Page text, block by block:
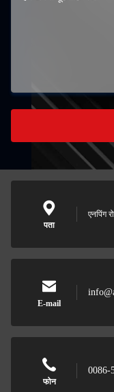
पता
एनपिंग
E-mail
फोन
0086-